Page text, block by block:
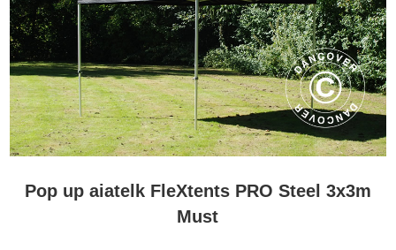
Pop up aiatelk FleXtents PRO Steel 3x3m
Must